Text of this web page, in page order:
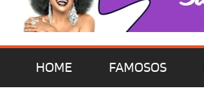
HOME FAMOSOS